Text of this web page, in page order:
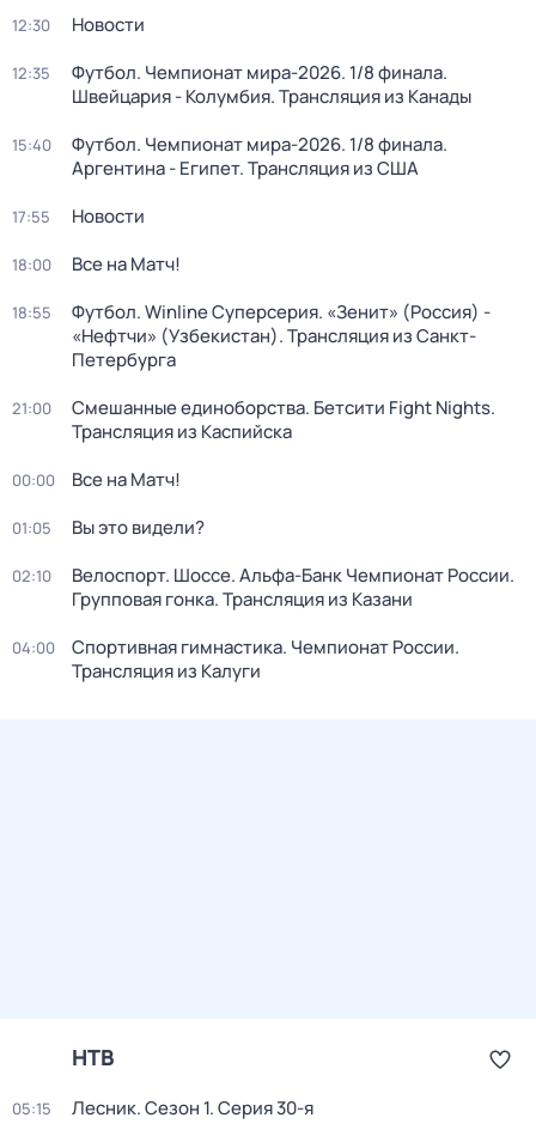
12:30 Новости
12:35
Футбол. Чемпионат мира-2026. 1/8 финала.
Швейцария - Колумбия. Трансляция из Канады
15:40
Футбол. Чемпионат мира-2026. 1/8 финала.
Аргентина - Египет. Трансляция из США
17:55 Новости
18:00 Все на Матч!
18:55
Футбол. Winline Суперсерия. «Зенит» (Россия) -
«Нефтчи» (Узбекистан). Трансляция из Санкт-
Петербурга
21:00
Смешанные единоборства. Бетсити Fight Nights.
Трансляция из Каспийска
00:00 Все на Матч!
01:05 Вы это видели?
02:10
Велоспорт. Шоссе. Альфа-Банк Чемпионат России.
Групповая гонка. Трансляция из Казани
04:00
Спортивная гимнастика. Чемпионат России.
Трансляция из Калуги
НТВ
05:15 Лесник. Сезон 1. Серия 30-я